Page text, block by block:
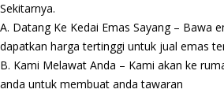
Sekitarnya.
A. Datang Ke Kedai Emas Sayang – Bawa
dapatkan harga tertinggi untuk jual emas
B. Kami Melawat Anda – Kami akan ke
anda untuk membuat anda tawaran